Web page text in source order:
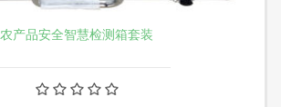
农产品安全智慧检测箱套装